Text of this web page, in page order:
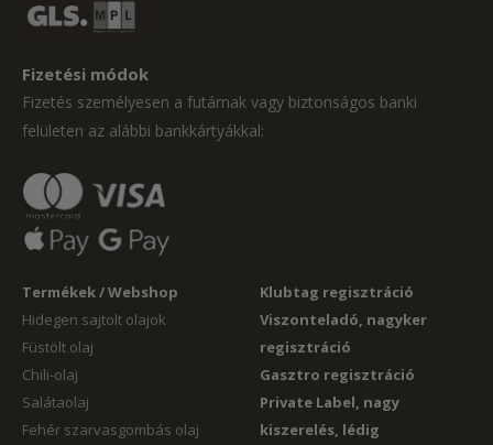
Termékek / Webshop
Hidegen sajtolt olajok
Füstölt olaj
Chili-olaj
Salátaolaj
Fehér szarvasgombás olaj
Klubtag regisztráció
Viszonteladó, nagyker
regisztráció
Gasztro regisztráció
Private Label, nagy
kiszerelés, lédig
Fizetési módok
Fizetés személyesen a futárnak vagy biztonságos banki
felületen az alábbi bankkártyákkal: